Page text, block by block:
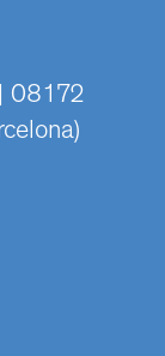
08172